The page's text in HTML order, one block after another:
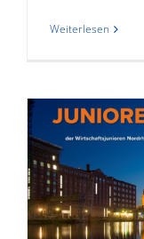
Weiterlesen